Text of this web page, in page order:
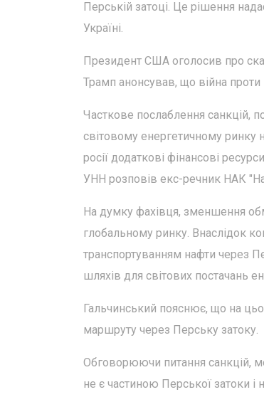
Перській затоці. Це рішення
Україні.
Президент США оголосив про
Трамп анонсував, що війна
Часткове послаблення санкцій,
світовому енергетичному ринку
росії додаткові фінансові
УНН розповів екс-речник НАК
На думку фахівця, зменшення
глобальному ринку. Внаслідок
транспортуванням нафти через
шляхів для світових постачань
Гальчинський пояснює, що на
маршруту через Перську затоку.
Обговорюючи питання санкцій,
не є частиною Перської затоки і